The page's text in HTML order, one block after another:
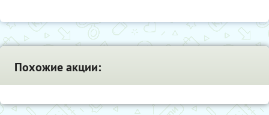
Похожие акции: